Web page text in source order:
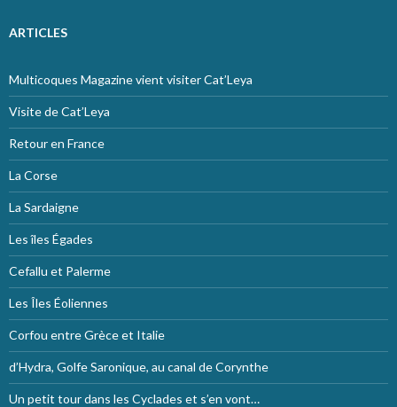
ARTICLES
Multicoques Magazine vient visiter Cat’Leya
Visite de Cat’Leya
Retour en France
La Corse
La Sardaigne
Les îles Égades
Cefallu et Palerme
Les Îles Éoliennes
Corfou entre Grèce et Italie
d’Hydra, Golfe Saronique, au canal de Corynthe
Un petit tour dans les Cyclades et s’en vont…